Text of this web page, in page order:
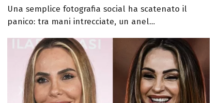
Una semplice fotografia social ha scatenato il
panico: tra mani intrecciate, un anel...